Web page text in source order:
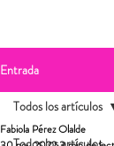
Entrada
Todos los artículos
Fabiola Pérez Olalde